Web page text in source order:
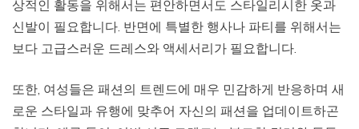
상적인 활동을 위해서는 편안하면서도 스타일리시한 옷과
신발이 필요합니다. 반면에 특별한 행사나 파티를 위해서는
보다 고급스러운 드레스와 액세서리가 필요합니다.
또한, 여성들은 패션의 트렌드에 매우 민감하게 반응하며 새
로운 스타일과 유행에 맞추어 자신의 패션을 업데이트하곤